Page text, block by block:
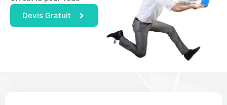
Devis Gratuit